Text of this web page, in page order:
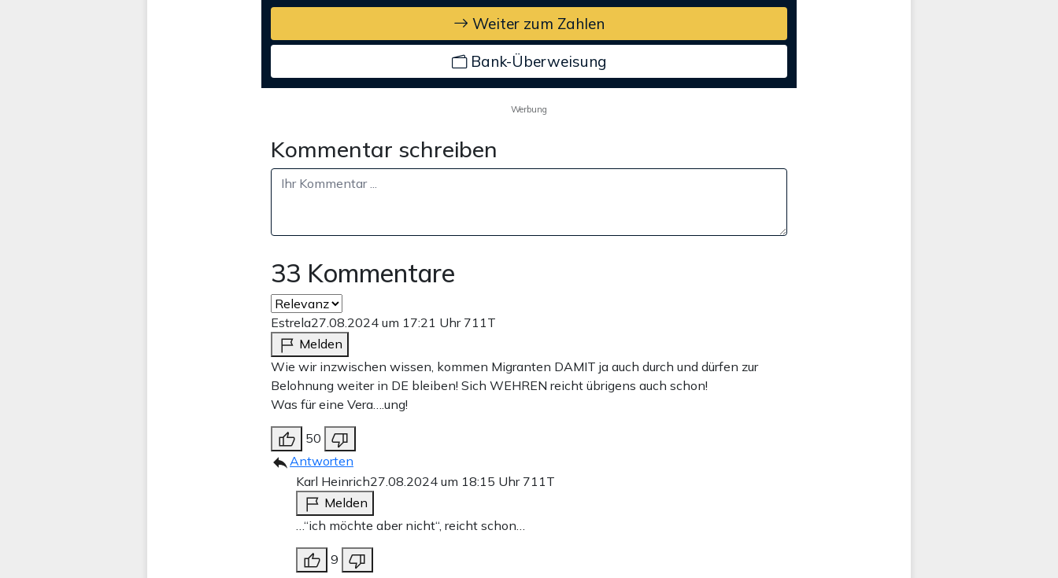
Weiter zum Zahlen
Bank-Überweisung
Werbung
Kommentar schreiben
33 Kommentare
Estrela27.08.2024 um 17:21 Uhr 711T
Melden
Wie wir inzwischen wissen, kommen Migranten DAMIT ja auch durch und dürfen zur
Belohnung weiter in DE bleiben! Sich WEHREN reicht übrigens auch schon!
Was für eine Vera….ung!
50
Antworten
Karl Heinrich27.08.2024 um 18:15 Uhr 711T
Melden
…“ich möchte aber nicht“, reicht schon…
9